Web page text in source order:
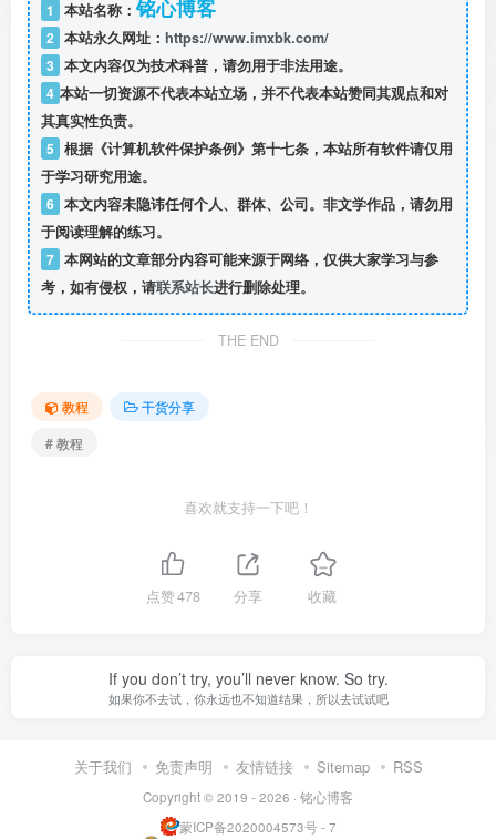
1 本站名称：铭心博客
2 本站永久网址： https://www.imxbk.com/
3 本文内容仅为技术科普，请勿用于非法用途。
4 本站一切资源不代表本站立场，并不代表本站赞同其观点和对
其真实性负责。
5 根据《计算机软件保护条例》第十七条，本站所有软件请仅用
于学习研究用途。
6 本文内容未隐讳任何个人、群体、公司。非文学作品，请勿用
于阅读理解的练习。
7 本网站的文章部分内容可能来源于网络，仅供大家学习与参
考，如有侵权，请联系站长进行删除处理。
THE END
教程
干货分享
# 教程
喜欢就支持一下吧！
点赞478 分享 收藏
If you don’t try, you’ll never know. So try.
如果你不去试，你永远也不知道结果，所以去试试吧
关于我们 免责声明 友情链接 Sitemap RSS
Copyright © 2019 - 2026 · 铭心博客
蒙ICP备2020004573号 - 7